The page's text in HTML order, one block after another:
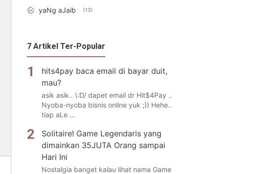
yaNg aJaib 13
7 Artikel Ter-Popular
hits4pay baca email di bayar duit,
mau?
asik asik.. \:D/ dapet email dr Hit$4Pay ..
Nyoba-nyoba bisnis online yuk ;)) Hehe..
tiap aLe …
Solitaire! Game Legendaris yang
dimainkan 35JUTA Orang sampai
Hari Ini
Nostalgia banget kalau lihat nama Game